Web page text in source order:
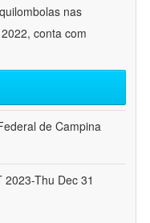
nas
conta com
de Campina
Thu Dec 31